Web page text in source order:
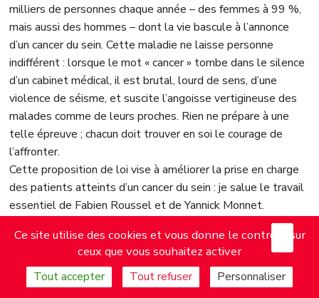
milliers de personnes chaque année – des femmes à 99 %,
mais aussi des hommes – dont la vie bascule à l’annonce
d’un cancer du sein. Cette maladie ne laisse personne
indifférent : lorsque le mot « cancer » tombe dans le silence
d’un cabinet médical, il est brutal, lourd de sens, d’une
violence de séisme, et suscite l’angoisse vertigineuse des
malades comme de leurs proches. Rien ne prépare à une
telle épreuve ; chacun doit trouver en soi le courage de
l’affronter.
Cette proposition de loi vise à améliorer la prise en charge
des patients atteints d’un cancer du sein : je salue le travail
essentiel de Fabien Roussel et de Yannick Monnet.
Le cancer du sein, le plus répandu en France, laisse s’il est
dépisté tôt de réelles chances de guérison ; en revanche, il
marque de façon visible et durable le corps des 60 000
femmes qu’il frappe chaque année. La chimiothérapie
Ce site utilise des cookies et vous donne le contrôle sur
ceux que vous souhaitez activer
Tout accepter Tout refuser Personnaliser